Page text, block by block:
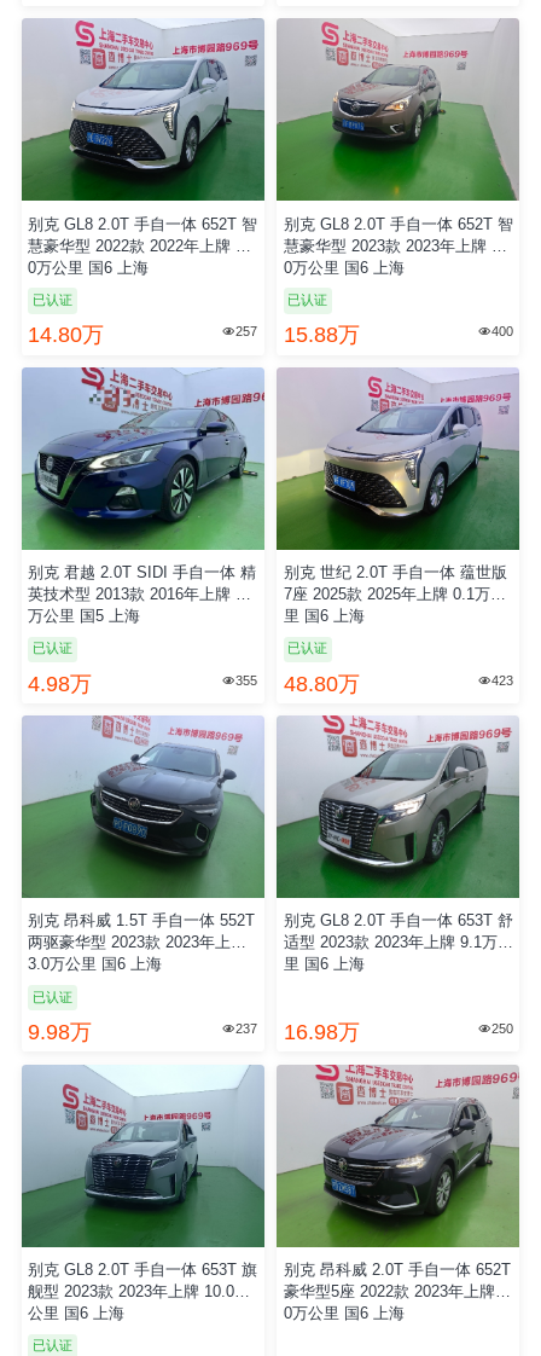
别克 GL8 2.0T 手自一体 652T 智
慧豪华型 2022款 2022年上牌 12.
0万公里 国6 上海
已认证
14.80万 257
别克 GL8 2.0T 手自一体 652T 智
慧豪华型 2023款 2023年上牌 11.
0万公里 国6 上海
已认证
15.88万 400
别克 君越 2.0T SIDI 手自一体 精
英技术型 2013款 2016年上牌 5.0
万公里 国5 上海
已认证
4.98万 355
别克 世纪 2.0T 手自一体 蕴世版
7座 2025款 2025年上牌 0.1万公
里 国6 上海
已认证
48.80万 423
别克 昂科威 1.5T 手自一体 552T
两驱豪华型 2023款 2023年上牌
3.0万公里 国6 上海
已认证
9.98万 237
别克 GL8 2.0T 手自一体 653T 舒
适型 2023款 2023年上牌 9.1万公
里 国6 上海
16.98万 250
别克 GL8 2.0T 手自一体 653T 旗
舰型 2023款 2023年上牌 10.0万
公里 国6 上海
已认证
别克 昂科威 2.0T 手自一体 652T
豪华型5座 2022款 2023年上牌 8.
0万公里 国6 上海